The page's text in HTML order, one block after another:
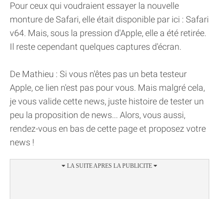
Pour ceux qui voudraient essayer la nouvelle
monture de Safari, elle était disponible par ici : Safari
v64. Mais, sous la pression d'Apple, elle a été retirée.
Il reste cependant quelques captures d'écran.
De Mathieu : Si vous n'êtes pas un beta testeur
Apple, ce lien n'est pas pour vous. Mais malgré cela,
je vous valide cette news, juste histoire de tester un
peu la proposition de news... Alors, vous aussi,
rendez-vous en bas de cette page et proposez votre
news !